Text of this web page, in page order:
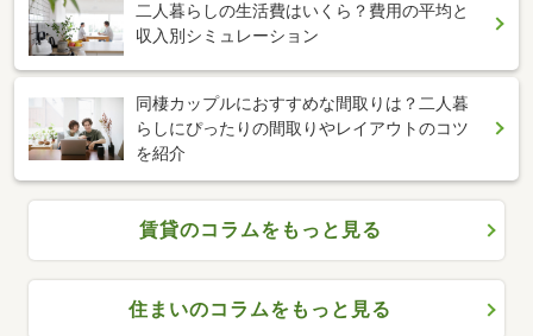
二人暮らしの生活費はいくら？費用の平均と
収入別シミュレーション
同棲カップルにおすすめな間取りは？二人暮
らしにぴったりの間取りやレイアウトのコツ
を紹介
賃貸のコラムをもっと見る
住まいのコラムをもっと見る